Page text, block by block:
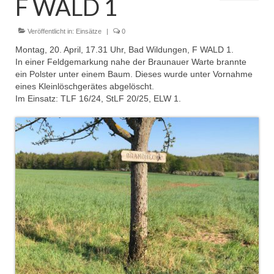
Dienstplan
Einsätze
Einsatzstichworte
Jugendfeuerwehr
Dienstplan
Gründung Jugendfeuerwehr 1996
25-jähriges Jubiläum Jugendfeuerwehr 2021
Kreiszeltlager 2023
Kinderfeuerwehr
Infos
F WALD 1
Veröffentlicht in: Einsätze | 0
Montag, 20. April, 17.31 Uhr, Bad Wildungen, F WALD 1.
In einer Feldgemarkung nahe der Braunauer Warte brannte
ein Polster unter einem Baum. Dieses wurde unter Vornahme
eines Kleinlöschgerätes abgelöscht.
Im Einsatz: TLF 16/24, StLF 20/25, ELW 1.